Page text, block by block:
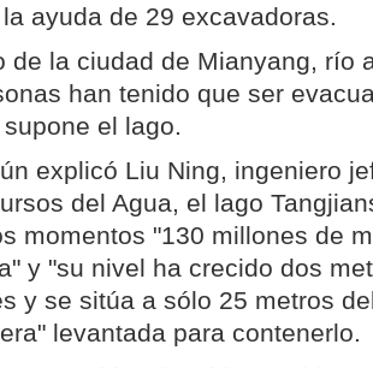
ayuda de 29 excavadoras.
de la ciudad de Mianyang, río
han tenido que ser
el lago.
explicó Liu Ning, ingeniero
del Agua, el lago
momentos "130 millones de
y "su nivel ha crecido dos
y se sitúa a sólo 25 metros
levantada para contenerlo.